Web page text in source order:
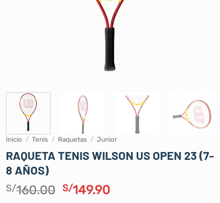
Inicio / Tenis / Raquetas / Junior
RAQUETA TENIS WILSON US OPEN 23 (7-
8 AÑOS)
S/160.00 El
S/149.90El